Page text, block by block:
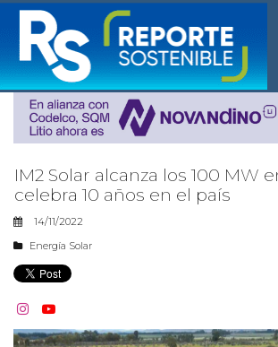
IM2 Solar alcanza los 100 MW
celebra 10 años en el país
14/11/2022
Energía Solar
 